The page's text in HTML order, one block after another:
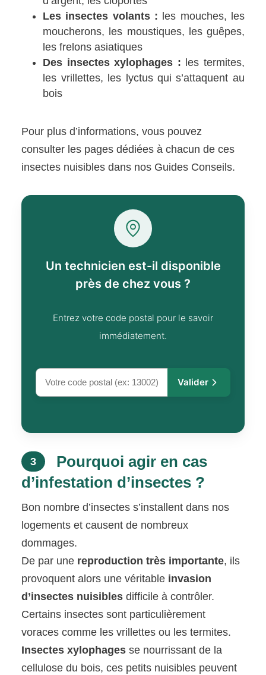
Les insectes volants : les mouches, les
moucherons, les moustiques, les guêpes,
les frelons asiatiques
Des insectes xylophages : les termites,
les vrillettes, les lyctus qui s’attaquent au
bois
Pour plus d’informations, vous pouvez
consulter les pages dédiées à chacun de ces
insectes nuisibles dans nos Guides Conseils.
Un technicien est-il disponible
près de chez vous ?
Entrez votre code postal pour le savoir
immédiatement.
Valider
3
Pourquoi agir en cas
d’infestation d’insectes ?
Bon nombre d’insectes s’installent dans nos
logements et causent de nombreux
dommages.
De par une reproduction très importante, ils
provoquent alors une véritable invasion
d’insectes nuisibles difficile à contrôler.
Certains insectes sont particulièrement
voraces comme les vrillettes ou les termites.
Insectes xylophages se nourrissant de la
cellulose du bois, ces petits nuisibles peuvent